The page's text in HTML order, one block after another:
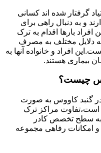
گرفتار شده اند کسانی
و به دنبال راهی برای
افراد بارها اقدام به ترک
به دلایل مختلف به مصرف
افراد و خانواده آنها به
بیماری هستند.
چیست؟
در گنبد کاووس به صورت
است،تفاوت مراکز ترک
به سطح تخصص کادر
امکانات رفاهی مجموعه